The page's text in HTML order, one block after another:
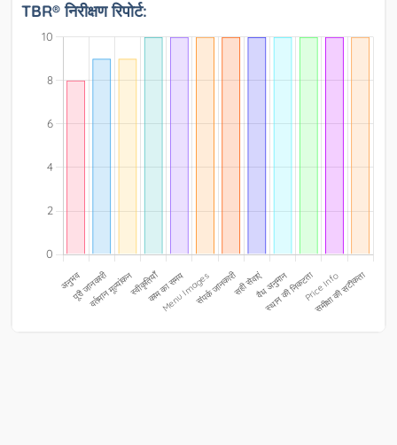
TBR® निरीक्षण रिपोर्ट: